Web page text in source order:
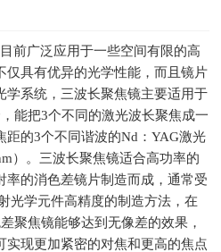
前广泛应用于一些空间有限的高
仅具有优异的光学性能，而且镜片
学系统，三波长聚焦镜主要适用于
能把3个不同的激光波长聚焦成一
距的3个不同谐波的Nd：YAG激光
）。三波长聚焦镜适合高功率的
率的消色差镜片制造而成，通常受
光学元件高精度的制造方法，在
聚焦镜能够达到无像差的效果，
实现更加紧密的对焦和更高的焦点